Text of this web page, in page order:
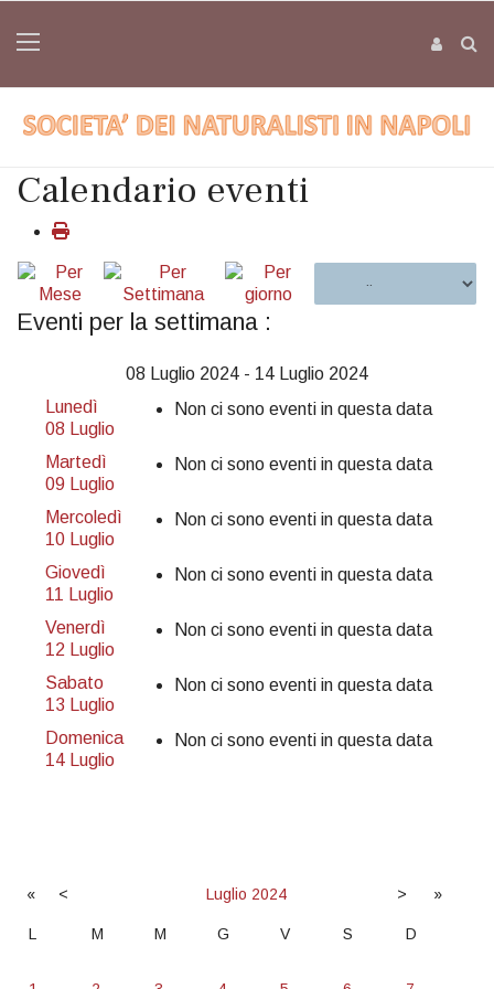
Calendario eventi
Eventi per la settimana :
08 Luglio 2024 - 14 Luglio 2024
Lunedì
08 Luglio
Non ci sono eventi in questa data
Martedì
09 Luglio
Non ci sono eventi in questa data
Mercoledì
10 Luglio
Non ci sono eventi in questa data
Giovedì
11 Luglio
Non ci sono eventi in questa data
Venerdì
12 Luglio
Non ci sono eventi in questa data
Sabato
13 Luglio
Non ci sono eventi in questa data
Domenica
14 Luglio
Non ci sono eventi in questa data
« < Luglio 2024 > »
L M M G V S D